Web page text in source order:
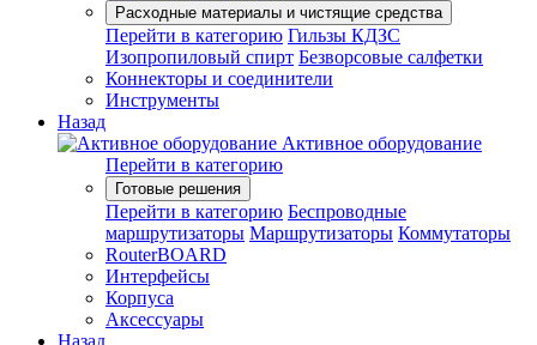
Расходные материалы и чистящие средства
Перейти в категорию Гильзы КДЗС
Изопропиловый спирт Безворсовые салфетки
Коннекторы и соединители
Инструменты
Назад
Активное оборудование
Перейти в категорию
Готовые решения
Перейти в категорию Беспроводные
маршрутизаторы Маршрутизаторы Коммутаторы
RouterBOARD
Интерфейсы
Корпуса
Аксессуары
Назад